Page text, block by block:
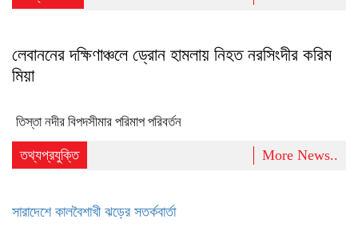
লেবাননের দক্ষিণাঞ্চলে ড্রোন হামলায় নিহত নরসিংদীর করিম
মিয়া
তিস্তা নদীর বিপদসীমার পরিমাপ পরিবর্তন
তথ্যপ্রযুক্তি More News..
সারাদেশে কালবৈশাখী ঝড়ের সতর্কবার্তা